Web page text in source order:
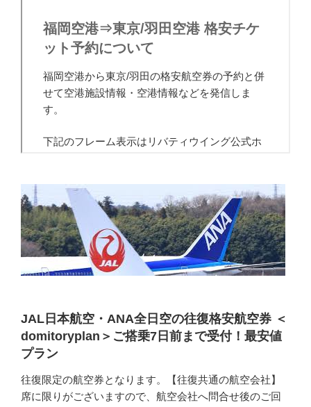
JAL日本航空・ANA全日空の往復格安航空券 ＜
domitoryplan＞ご搭乗7日前まで受付！最安値
プラン
往復限定の航空券となります。【往復共通の航空会社】
席に限りがございますので、航空会社へ問合せ後のご回